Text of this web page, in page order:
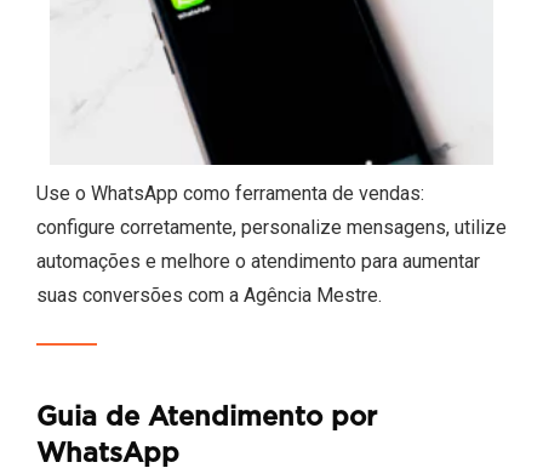
Use o WhatsApp como ferramenta de vendas:
configure corretamente, personalize mensagens, utilize
automações e melhore o atendimento para aumentar
suas conversões com a Agência Mestre.
Guia de Atendimento por
WhatsApp